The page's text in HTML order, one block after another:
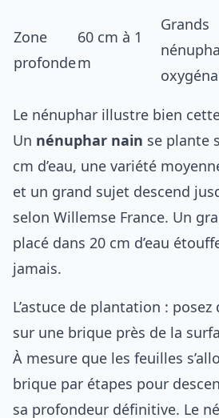
Zone
profonde
60 cm à 1
m
Grands
Le nénuphar illustre bien
Un nénuphar nain se plante
cm d’eau, une variété
et un grand sujet descend
selon Willemse France. Un
placé dans 20 cm d’eau
jamais.
L’astuce de plantation : posez
sur une brique près de la
À mesure que les feuilles
brique par étapes pour
sa profondeur définitive. Le